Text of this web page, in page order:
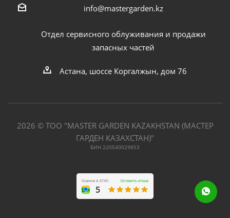
info@mastergarden.kz
Отдел сервисного облуживания и продажи
запасных частей
Астана, шоссе Коргалжын, дом 76
2026 © ТОО "MASTER GARDEN KAZAKHSTAN (МАСТЕР
ГАРДЕН КАЗАХСТАН)"
БИН 220540029853